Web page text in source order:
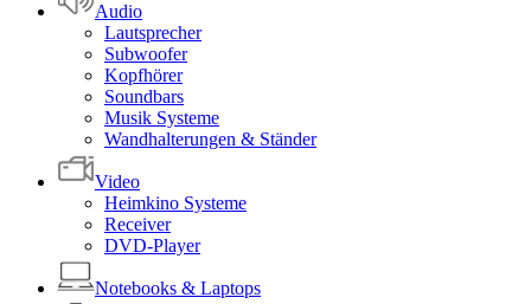
Audio
Lautsprecher
Subwoofer
Kopfhörer
Soundbars
Musik Systeme
Wandhalterungen & Ständer
Video
Heimkino Systeme
Receiver
DVD-Player
Notebooks & Laptops